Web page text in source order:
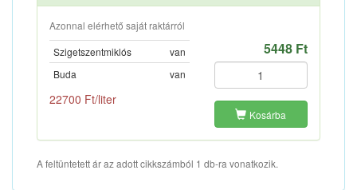
Azonnal elérhető saját raktárról
Szigetszentmiklós
van
Buda
van
22700 Ft/liter
5448 Ft
Kosárba
A feltüntetett ár az adott cikkszámból 1 db-ra vonatkozik.